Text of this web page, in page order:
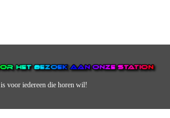
is voor iedereen die horen wil!